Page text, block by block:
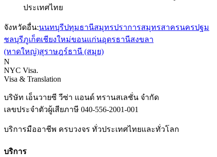
ประเทศไทย
จังหวัดอื่น:นนทบุรีปทุมธานีสมุทรปราการสมุทรสาครนครปฐม
ชลบุรีภูเก็ตเชียงใหม่ขอนแก่นอุดรธานีสงขลา
(หาดใหญ่)สุราษฎร์ธานี (สมุย)
N
NYC Visa.
Visa & Translation
บริษัท เอ็นวายซี วีซ่า แอนด์ ทรานสเลชั่น จำกัด
เลขประจำตัวผู้เสียภาษี 040-556-2001-001
บริการมืออาชีพ ครบวงจร ทั่วประเทศไทยและทั่วโลก
บริการ